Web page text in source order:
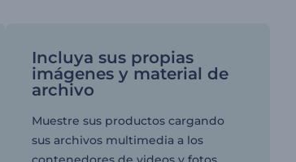
Incluya sus propias
imágenes y material de
archivo
Muestre sus productos cargando
sus archivos multimedia a los